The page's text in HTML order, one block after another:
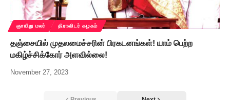
ஞாயிறு மலர் திராவிடர் கழகம்
தஞ்சையில் முதலமைச்சரின் பிரகடனங்கள்! யாம் பெற்ற
மகிழ்ச்சிக்கோர் அளவில்லை!
November 27, 2023